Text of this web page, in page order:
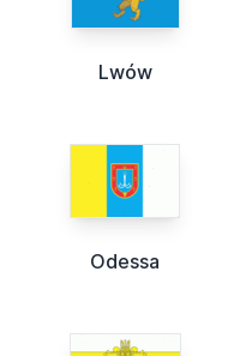
Lwów
Odessa